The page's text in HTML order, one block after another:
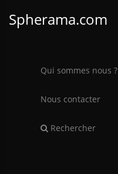
Spherama.com
Qui sommes nous ?
Nous contacter
Rechercher